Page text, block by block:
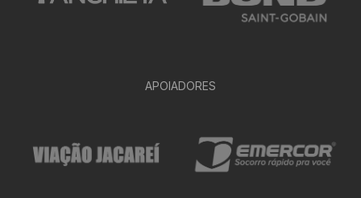
APOIADORES